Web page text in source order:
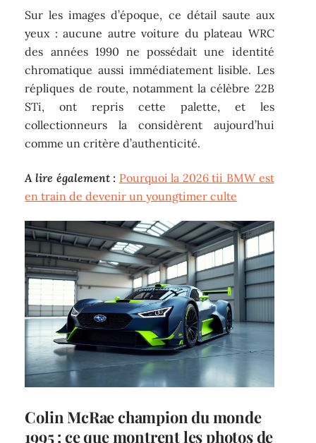
Sur les images d’époque, ce détail saute aux
yeux : aucune autre voiture du plateau WRC
des années 1990 ne possédait une identité
chromatique aussi immédiatement lisible. Les
répliques de route, notamment la célèbre 22B
STi, ont repris cette palette, et les
collectionneurs la considèrent aujourd’hui
comme un critère d’authenticité.
A lire également : Pourquoi la 2026 tii BMW est
en train de devenir un youngtimer culte
Colin McRae champion du monde
1995 : ce que montrent les photos de